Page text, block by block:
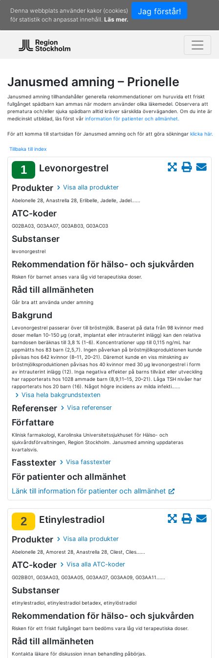
Jag förstår!
Denna webbplats använder kakor (cookies)
för statistik och anpassat innehåll. Läs mer.
Janusmed amning – Prionelle
Janusmed amning tillhandahåller generella rekommendationer om huruvida ett friskt
fullgånget spädbarn kan ammas när modern använder olika läkemedel. Observera att
prematura och/eller sjuka spädbarn alltid kräver särskilda överväganden. Om du inte är
medicinskt utbildad, läs först vår information för patienter och allmänhet.
För att komma till startsidan för Janusmed amning och för att göra sökningar klicka här.
Tillbaka till index
1 Levonorgestrel
Produkter Visa alla produkter
Abelonelle 28, Anastrella 28, Erlibelle, Jadelle, Jadel......
ATC-koder
G02BA03, G03AA07, G03AB03, G03AC03
Substanser
levonorgestrel
Rekommendation för hälso- och sjukvården
Risken för barnet anses vara låg vid terapeutiska doser.
Råd till allmänheten
Går bra att använda under amning
Bakgrund
Levonorgestrel passerar över till bröstmjölk. Baserat på data från 98 kvinnor med
doser mellan 10-150 µg (oralt, implantat eller intrauterint inlägg) kan den relativa
barndosen beräknas till 3,8 % (1-6). Koncentrationer upp till 0,115 ng/mL har
uppmätts hos 83 barn (2,5,7). Ingen påverkan på bröstmjölksproduktionen kunde
påvisas hos 642 kvinnor (8–11, 20–21). Däremot kunde en viss minskning av
bröstmjölksproduktionen påvisas hos 40 kvinnor med 30 µg levonorgestrel i form
av intrauterint inlägg (12). Inga negativa effekter på barns tillväxt eller utveckling
har rapporterats hos 1028 ammade barn (8,9,11–15, 20–21). Låga TSH nivåer har
rapporterats hos 20 barn (16). Något högre incidens av milda infekti......
Visa hela bakgrundstexten
Referenser Visa referenser
Författare
Klinisk farmakologi, Karolinska Universitetssjukhuset för Hälso- och
sjukvårdsförvaltningen, Region Stockholm. Janusmed amning uppdateras
kvartalsvis.
Fasstexter Visa fasstexter
För patienter och allmänhet
Länk till information för patienter och allmänhet
2 Etinylestradiol
Produkter Visa alla produkter
Abelonelle 28, Amorest 28, Anastrella 28, Cilest, Ciles......
ATC-koder Visa alla ATC-koder
G02BB01, G03AA03, G03AA05, G03AA07, G03AA09, G03AA11......
Substanser
etinylestradiol, etinylestradiol betadex, etinylöstradiol
Rekommendation för hälso- och sjukvården
Risken för ett friskt fullgånget barn bedöms vara låg vid terapeutiska doser.
Råd till allmänheten
Kontakta läkare för diskussion innan behandling påbörjas.